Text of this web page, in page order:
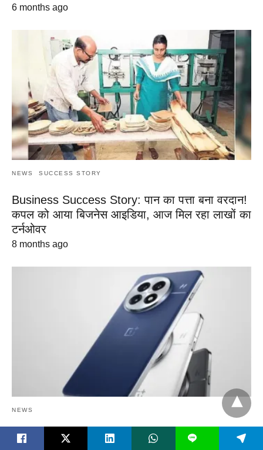
6 months ago
NEWS SUCCESS STORY
Business Success Story: पान का पत्ता बना वरदान!
कपल को आया बिजनेस आइडिया, आज मिल रहा लाखों का
टर्नओवर
8 months ago
NEWS
एक्सचेंज किए गए Old Smartphone का कंपनियां क्या
L